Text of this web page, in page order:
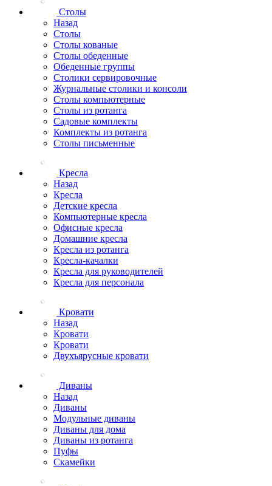
Столы
Назад
Столы
Столы кованые
Столы обеденные
Обеденные группы
Столики сервировочные
Журнальные столики и консоли
Столы компьютерные
Столы из ротанга
Садовые комплекты
Комплекты из ротанга
Столы письменные
Кресла
Назад
Кресла
Детские кресла
Компьютерные кресла
Офисные кресла
Домашние кресла
Кресла из ротанга
Кресла-качалки
Кресла для руководителей
Кресла для персонала
Кровати
Назад
Кровати
Кровати
Двухъярусные кровати
Диваны
Назад
Диваны
Модульные диваны
Диваны для дома
Диваны из ротанга
Пуфы
Скамейки